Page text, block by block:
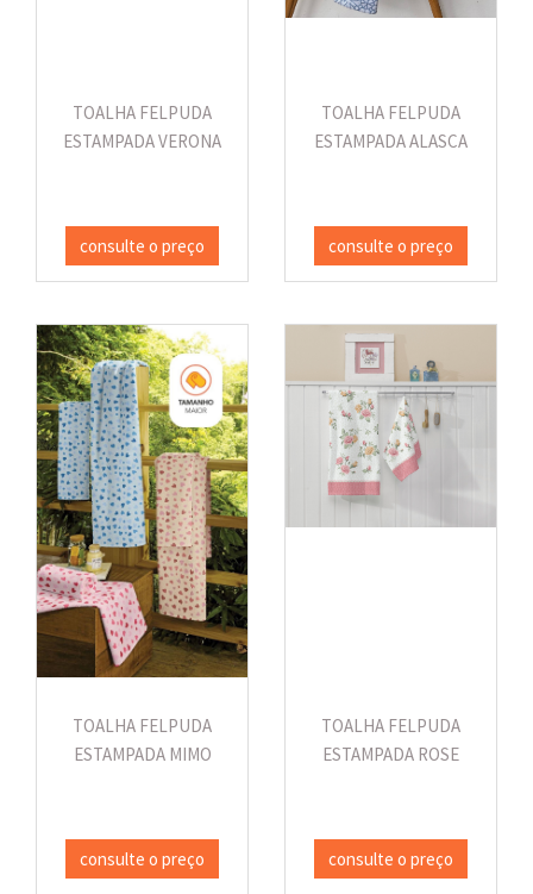
TOALHA FELPUDA
ESTAMPADA VERONA
consulte o preço
TOALHA FELPUDA
ESTAMPADA ALASCA
consulte o preço
TOALHA FELPUDA
ESTAMPADA MIMO
consulte o preço
TOALHA FELPUDA
ESTAMPADA ROSE
consulte o preço